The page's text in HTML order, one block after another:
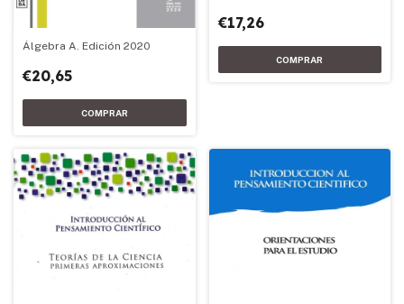
Álgebra A. Edición 2020
€20,65
€17,26